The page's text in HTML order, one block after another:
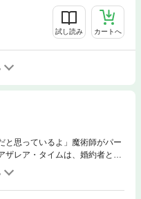
試し読み カートへ
と思っているよ」魔術師がパー
ザレア・タイムは、婚約者との
ウスのパートナーを務めてい
によりキーリーに負傷させてし
てしまった二人。気まずさを残